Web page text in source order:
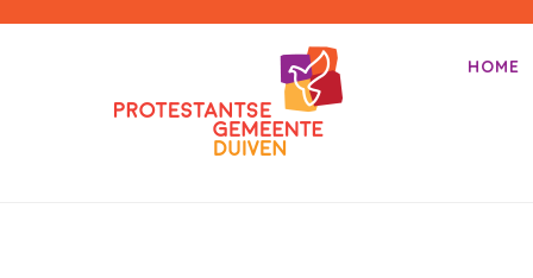
Primair
Spring
HOME